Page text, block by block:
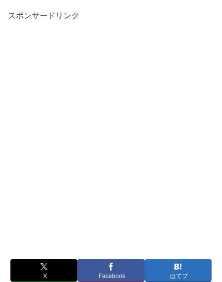
スポンサードリンク
X Facebook はてブ